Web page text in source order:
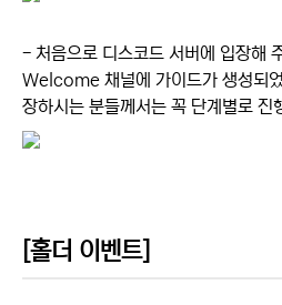
- 처음으로 디스코드 서버에 입장해
Welcome 채널에 가이드가 생성되
장하시는 분들께서는 꼭 단계별로 진
[홀더 이벤트]